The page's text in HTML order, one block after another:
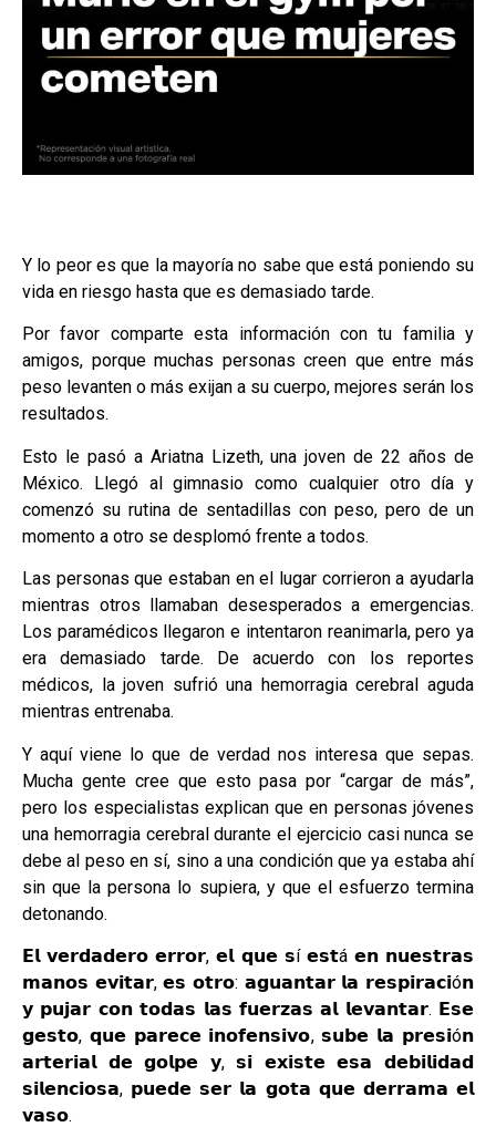
Y lo peor es que la mayoría no sabe que está poniendo su
vida en riesgo hasta que es demasiado tarde.
Por favor comparte esta información con tu familia y
amigos, porque muchas personas creen que entre más
peso levanten o más exijan a su cuerpo, mejores serán los
resultados.
Esto le pasó a Ariatna Lizeth, una joven de 22 años de
México. Llegó al gimnasio como cualquier otro día y
comenzó su rutina de sentadillas con peso, pero de un
momento a otro se desplomó frente a todos.
Las personas que estaban en el lugar corrieron a ayudarla
mientras otros llamaban desesperados a emergencias.
Los paramédicos llegaron e intentaron reanimarla, pero ya
era demasiado tarde. De acuerdo con los reportes
médicos, la joven sufrió una hemorragia cerebral aguda
mientras entrenaba.
Y aquí viene lo que de verdad nos interesa que sepas.
Mucha gente cree que esto pasa por “cargar de más”,
pero los especialistas explican que en personas jóvenes
una hemorragia cerebral durante el ejercicio casi nunca se
debe al peso en sí, sino a una condición que ya estaba ahí
sin que la persona lo supiera, y que el esfuerzo termina
detonando.
𝗘𝗹 𝘃𝗲𝗿𝗱𝗮𝗱𝗲𝗿𝗼 𝗲𝗿𝗿𝗼𝗿, 𝗲𝗹 𝗾𝘂𝗲 𝘀í 𝗲𝘀𝘁á 𝗲𝗻 𝗻𝘂𝗲𝘀𝘁𝗿𝗮𝘀
𝗺𝗮𝗻𝗼𝘀 𝗲𝘃𝗶𝘁𝗮𝗿, 𝗲𝘀 𝗼𝘁𝗿𝗼: 𝗮𝗴𝘂𝗮𝗻𝘁𝗮𝗿 𝗹𝗮 𝗿𝗲𝘀𝗽𝗶𝗿𝗮𝗰𝗶ó𝗻
𝘆 𝗽𝘂𝗷𝗮𝗿 𝗰𝗼𝗻 𝘁𝗼𝗱𝗮𝘀 𝗹𝗮𝘀 𝗳𝘂𝗲𝗿𝘇𝗮𝘀 𝗮𝗹 𝗹𝗲𝘃𝗮𝗻𝘁𝗮𝗿. 𝗘𝘀𝗲
𝗴𝗲𝘀𝘁𝗼, 𝗾𝘂𝗲 𝗽𝗮𝗿𝗲𝗰𝗲 𝗶𝗻𝗼𝗳𝗲𝗻𝘀𝗶𝘃𝗼, 𝘀𝘂𝗯𝗲 𝗹𝗮 𝗽𝗿𝗲𝘀𝗶ó𝗻
𝗮𝗿𝘁𝗲𝗿𝗶𝗮𝗹 𝗱𝗲 𝗴𝗼𝗹𝗽𝗲 𝘆, 𝘀𝗶 𝗲𝘅𝗶𝘀𝘁𝗲 𝗲𝘀𝗮 𝗱𝗲𝗯𝗶𝗹𝗶𝗱𝗮𝗱
𝘀𝗶𝗹𝗲𝗻𝗰𝗶𝗼𝘀𝗮, 𝗽𝘂𝗲𝗱𝗲 𝘀𝗲𝗿 𝗹𝗮 𝗴𝗼𝘁𝗮 𝗾𝘂𝗲 𝗱𝗲𝗿𝗿𝗮𝗺𝗮 𝗲𝗹
𝘃𝗮𝘀𝗼.